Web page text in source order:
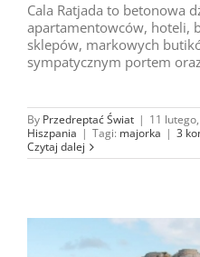
Cala Ratjada to betonowa
apartamentowców, hoteli,
sklepów, markowych
sympatycznym portem
By Przedreptać Świat | 11
Hiszpania | Tagi: majorka | 3
Czytaj dalej